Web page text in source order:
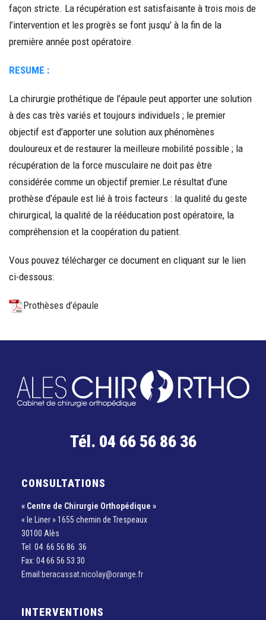
façon stricte. La récupération est satisfaisante à trois mois de
l’intervention et les progrès se font jusqu’ à la fin de la
première année post opératoire.
RESUME :
La chirurgie prothétique de l’épaule peut apporter une solution
à des cas très variés et toujours individuels ; le premier
objectif est d’apporter une solution aux phénomènes
douloureux et de restaurer la meilleure mobilité possible ; la
récupération de la force musculaire ne doit pas être
considérée comme un objectif premier.Le résultat d’une
prothèse d’épaule est lié à trois facteurs : la qualité du geste
chirurgical, la qualité de la rééducation post opératoire, la
compréhension et la coopération du patient.
Vous pouvez télécharger ce document en cliquant sur le lien
ci-dessous:
Prothèses d’épaule
Tél. 04 66 56 86 36
CONSULTATIONS
« Centre de Chirurgie Orthopédique »
« le Liner » 1655 chemin de Trespeaux
30100 Alès
Tel 04 66 56 86 36
Fax: 04 66 56 53 30
Email:beracassat.nicolay@orange.fr
INTERVENTIONS